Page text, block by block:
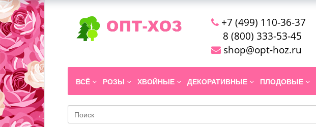
+7 (499) 110-36-37
8 (800) 333-53-45
shop@opt-hoz.ru
ВСЁ РОЗЫ ХВОЙНЫЕ ДЕКОРАТИВНЫЕ ПЛОДОВЫЕ